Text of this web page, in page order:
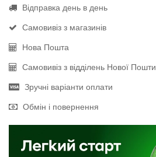
Відправка день в день
Самовивіз з магазинів
Нова Пошта
Самовивіз з відділень Нової Пошти
Зручні варіанти оплати
Обмін і повернення